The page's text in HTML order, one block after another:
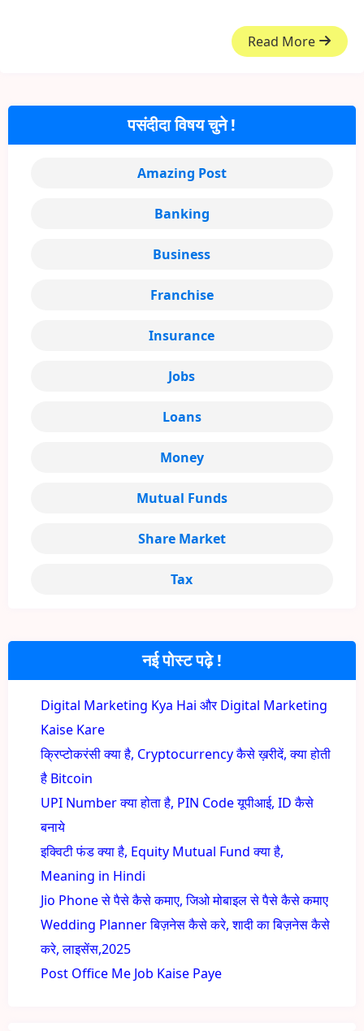
Read More
नई पोस्ट पढ़े !
Digital Marketing Kya Hai और Digital Marketing
Kaise Kare
क्रिप्टोकरंसी क्या है, Cryptocurrency कैसे ख़रीदें, क्या होती
है Bitcoin
UPI Number क्या होता है, PIN Code यूपीआई, ID कैसे
बनाये
इक्विटी फंड क्या है, Equity Mutual Fund क्या है,
Meaning in Hindi
Jio Phone से पैसे कैसे कमाए, जिओ मोबाइल से पैसे कैसे कमाए
Wedding Planner बिज़नेस कैसे करे, शादी का बिज़नेस कैसे
करे, लाइसेंस,2025
Post Office Me Job Kaise Paye
पसंदीदा विषय चुने !
Amazing Post
Banking
Business
Franchise
Insurance
Jobs
Loans
Money
Mutual Funds
Share Market
Tax